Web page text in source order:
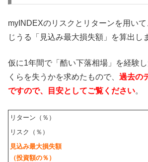
myINDEXのリスクとリターンを用い
じうる「見込み最大損失額」を算出し
仮に1年間で「酷い下落相場」を経験
くらを失うかを求めたもので、 過去の
ですので、目安としてご覧ください。
リターン（％）
リスク（％）
見込み最大損失額
（投資額の％）